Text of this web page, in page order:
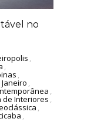
no
de Interiores